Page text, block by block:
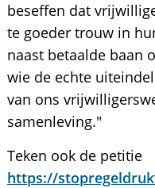
beseffen dat
te goeder trouw in
naast betaalde baan
wie de echte
van ons
samenleving."
Teken ook de petitie
https://